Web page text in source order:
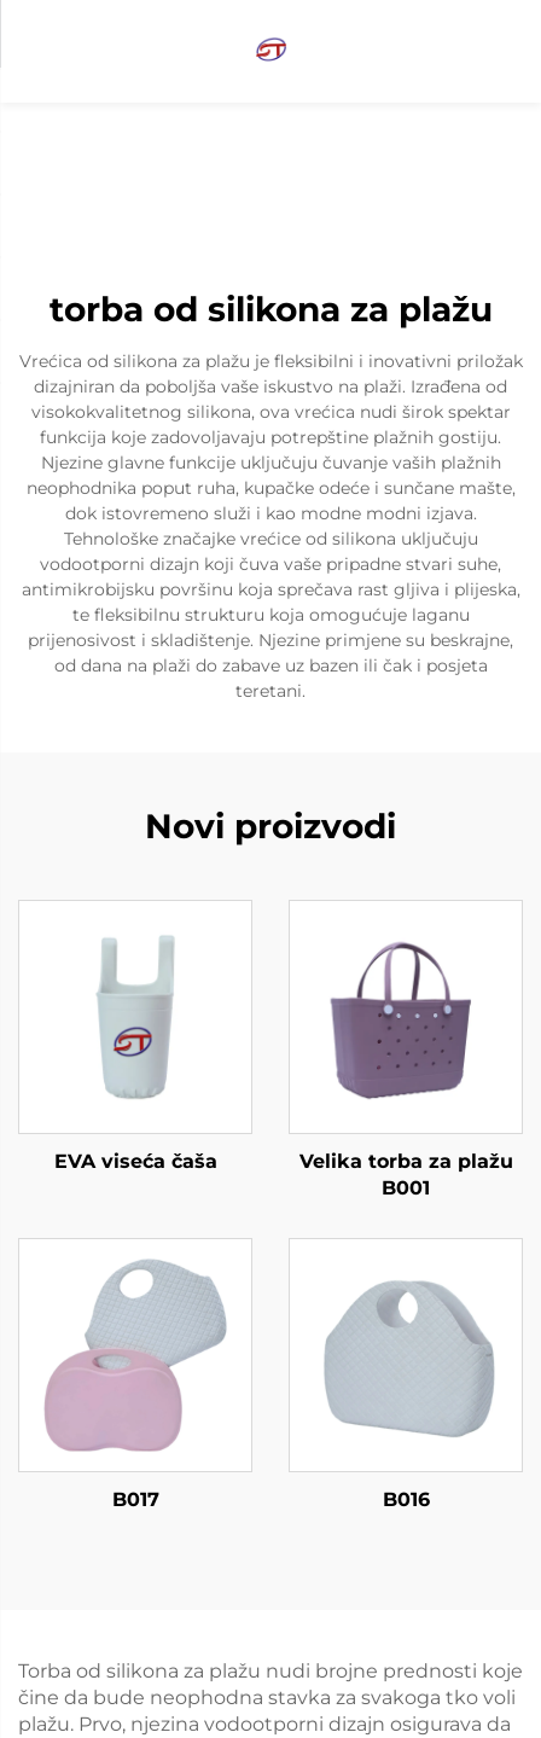
torba od silikona za plažu
Vrećica od silikona za plažu je fleksibilni i inovativni priložak
dizajniran da poboljša vaše iskustvo na plaži. Izrađena od
visokokvalitetnog silikona, ova vrećica nudi širok spektar
funkcija koje zadovoljavaju potrepštine plažnih gostiju.
Njezine glavne funkcije uključuju čuvanje vaših plažnih
neophodnika poput ruha, kupačke odeće i sunčane mašte,
dok istovremeno služi i kao modne modni izjava.
Tehnološke značajke vrećice od silikona uključuju
vodootporni dizajn koji čuva vaše pripadne stvari suhe,
antimikrobijsku površinu koja sprečava rast gljiva i plijeska,
te fleksibilnu strukturu koja omogućuje laganu
prijenosivost i skladištenje. Njezine primjene su beskrajne,
od dana na plaži do zabave uz bazen ili čak i posjeta
teretani.
Novi proizvodi
EVA viseća čaša
Velika torba za plažu
B001
B017 B016
Torba od silikona za plažu nudi brojne prednosti koje
čine da bude neophodna stavka za svakoga tko voli
plažu. Prvo, njezina vodootporni dizajn osigurava da